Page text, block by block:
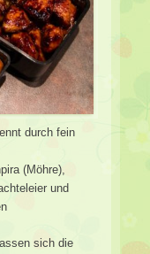
durch fein
(Möhre),
und
sich die